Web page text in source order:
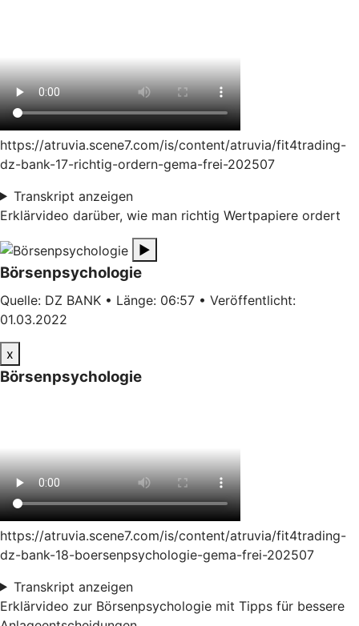
https://atruvia.scene7.com/is/content/atruvia/fit4trading-
dz-bank-17-richtig-ordern-gema-frei-202507
Transkript anzeigen
Erklärvideo darüber, wie man richtig Wertpapiere ordert
▶
Börsenpsychologie
Quelle: DZ BANK • Länge: 06:57 • Veröffentlicht:
01.03.2022
x
Börsenpsychologie
https://atruvia.scene7.com/is/content/atruvia/fit4trading-
dz-bank-18-boersenpsychologie-gema-frei-202507
Transkript anzeigen
Erklärvideo zur Börsenpsychologie mit Tipps für bessere